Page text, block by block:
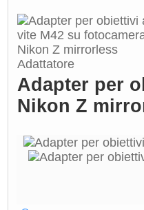
Adapter per
Nikon Z